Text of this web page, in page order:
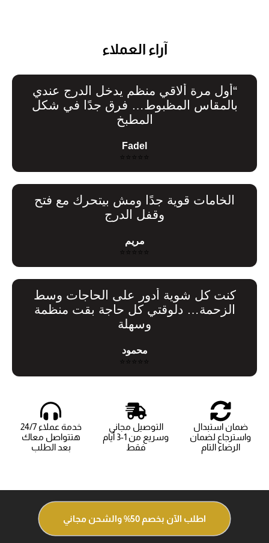
اطلب الآن بخصم 50% والشحن مجاني
آراء العملاء
“أول مرة ألاقي منظم يدخل الدرج عندي
بالمقاس المظبوط… فرق جدًا في شكل
المطبخ
Fadel
⭐⭐⭐⭐⭐
الخامات قوية جدًا ومش بيتحرك مع فتح
وقفل الدرج
مريم
⭐⭐⭐⭐⭐
كنت كل شوية أدور على الحاجات وسط
الزحمة… دلوقتي كل حاجة بقت منظمة
وسهلة
محمود
⭐⭐⭐⭐⭐
ضمان استبدال
واسترجاع لضمان
الرضاء التام
التوصيل مجاني
وسريع من 1-3 أيام
فقط
خدمة عملاء 24/7
هتتواصل معاك
بعد الطلب